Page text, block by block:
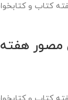
کتاب و
مصور